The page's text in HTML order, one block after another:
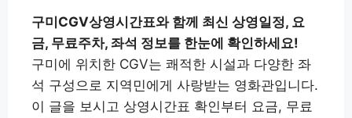
구미CGV상영시간표와 함께 최신 상영일정, 요
금, 무료주차, 좌석 정보를 한눈에 확인하세요!
구미에 위치한 CGV는 쾌적한 시설과 다양한 좌
석 구성으로 지역민에게 사랑받는 영화관입니다.
이 글을 보시고 상영시간표 확인부터 요금, 무료